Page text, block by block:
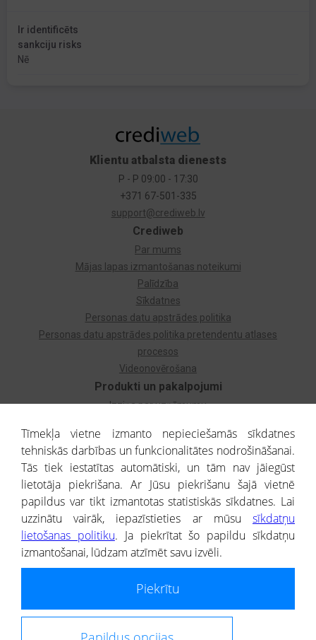
Ir identificēts
sankciju risks
Nē
Produkti un pakalpojumi
Izziņa par uzņēmumu
Dzimtas koks
Uzņēmumu atlase
Monitorings
Kredītizziņa par ārvalstu uzņēmumiem
Crediweb
Par mums
Mājas lapas izmantošanas noteikumi
Palīdzība
Sīkdatnes
Personas datu apstrādes politika
Personas datu apstrādes politika pretendentu atlases
procesos
Videonovērošana
Klientu atbalsta dienests
P - P 09:00 - 17:30
+371 67-501-335
support@crediweb.lv
® CREDITREFORM Latvija
SIA
Portāla ietvaros saņemtajai informācijai ir uzziņas raksturs, un tai nav
atbildīgs par fizisko personu datu aizsardzības tiesiskā regulējuma, kā arī
Tīmekļa vietne izmanto nepieciešamās sīkdatnes
tehniskās darbības un funkcionalitātes nodrošināšanai.
Tās tiek iestatītas automātiski, un tām nav jāiegūst
lietotāja piekrišana. Ar Jūsu piekrišanu šajā vietnē
papildus var tikt izmantotas statistiskās sīkdatnes. Lai
uzzinātu vairāk, iepazīstieties ar mūsu sīkdatņu
lietošanas politiku. Ja piekrītat šo papildu sīkdatņu
izmantošanai, lūdzam atzīmēt savu izvēli.
Piekrītu